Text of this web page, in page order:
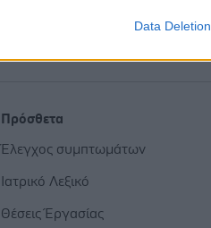
Data Deletion
Πρόσθετα
Έλεγχος συμπτωμάτων
Ιατρικό Λεξικό
Θέσεις Έργασίας